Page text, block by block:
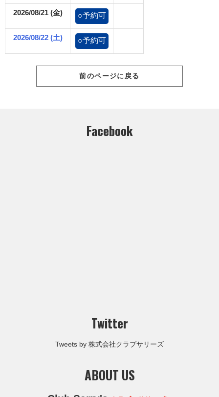
2026/08/21 (金) ○予約可
2026/08/22 (土) ○予約可
前のページに戻る
Facebook
Twitter
Tweets by 株式会社クラブサリーズ
ABOUT US